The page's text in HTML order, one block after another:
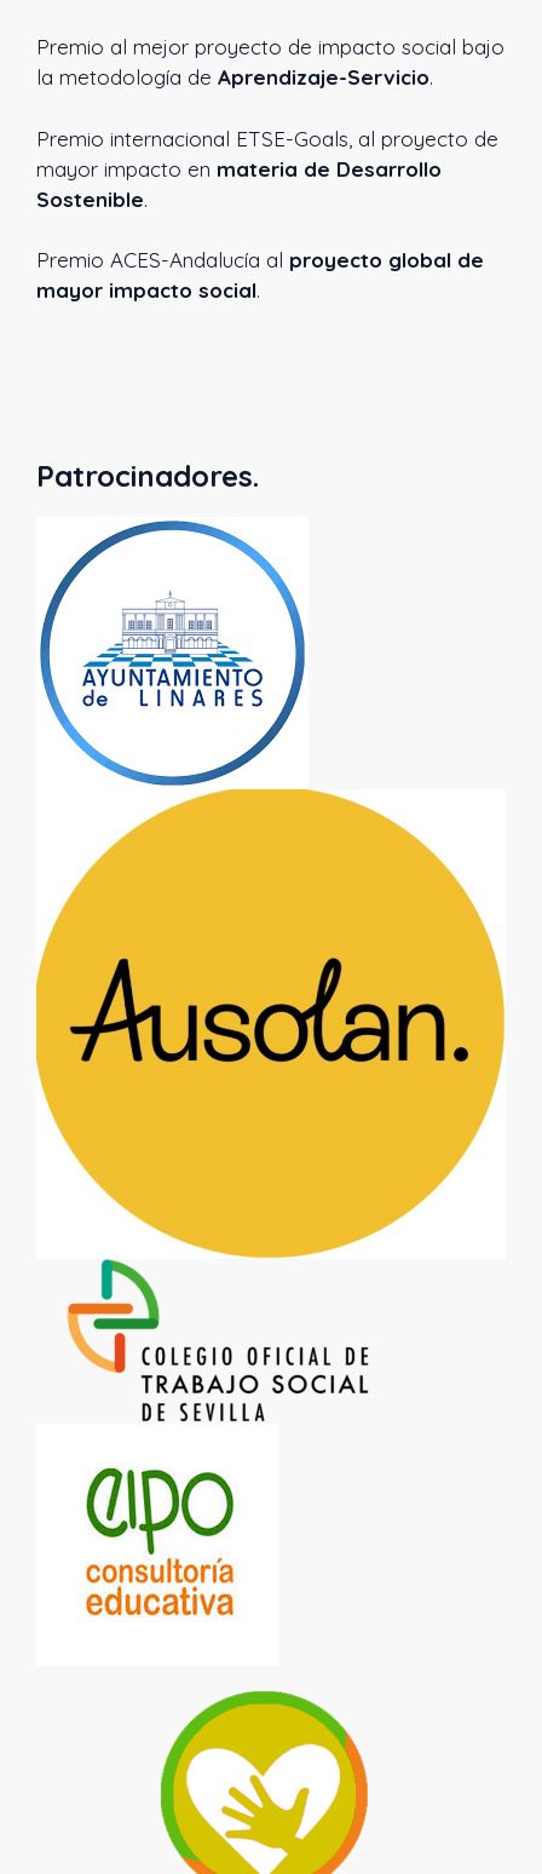
Premio al mejor proyecto de impacto social bajo
la metodología de Aprendizaje-Servicio.
Premio internacional ETSE-Goals, al proyecto de
mayor impacto en materia de Desarrollo
Sostenible.
Premio ACES-Andalucía al proyecto global de
mayor impacto social.
Patrocinadores.